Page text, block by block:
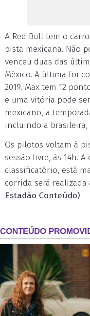
A Red Bull tem o
pista mexicana. Não
venceu duas das
México. A última foi
2019. Max tem 12
e uma vitória pode
mexicano, a
incluindo a brasileira,
Os pilotos voltam à
sessão livre, às 14h.
classificatório, está
corrida será realizada
Estadão Conteúdo)